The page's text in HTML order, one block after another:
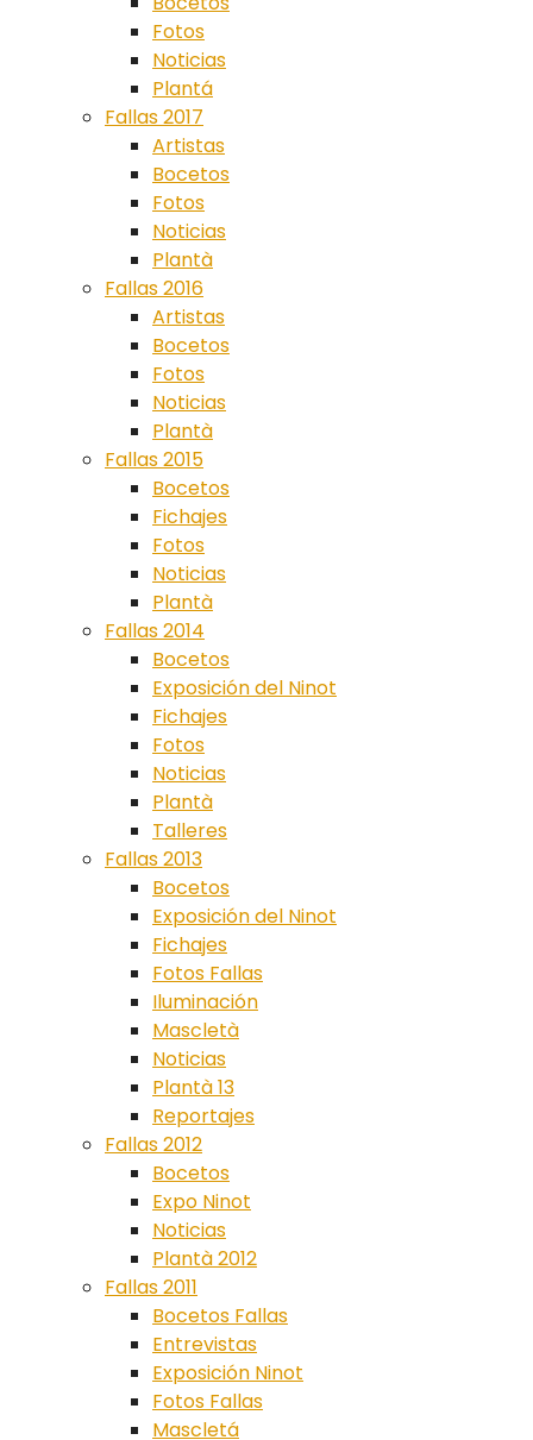
Fotos
Noticias
Plantá
Fallas 2017
Artistas
Bocetos
Fotos
Noticias
Plantà
Fallas 2016
Artistas
Bocetos
Fotos
Noticias
Plantà
Fallas 2015
Bocetos
Fichajes
Fotos
Noticias
Plantà
Fallas 2014
Bocetos
Exposición del Ninot
Fichajes
Fotos
Noticias
Plantà
Talleres
Fallas 2013
Bocetos
Exposición del Ninot
Fichajes
Fotos Fallas
Iluminación
Mascletà
Noticias
Plantà 13
Reportajes
Fallas 2012
Bocetos
Expo Ninot
Noticias
Plantà 2012
Fallas 2011
Bocetos Fallas
Entrevistas
Exposición Ninot
Fotos Fallas
Mascletá